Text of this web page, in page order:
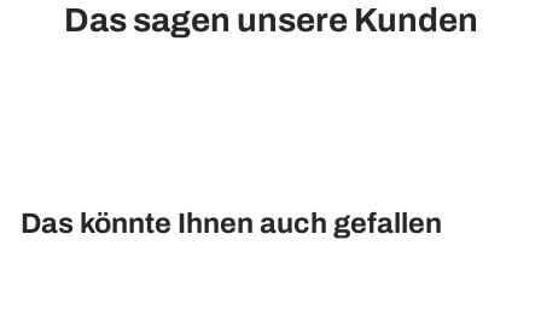
Das sagen unsere Kunden
Das könnte Ihnen auch gefallen